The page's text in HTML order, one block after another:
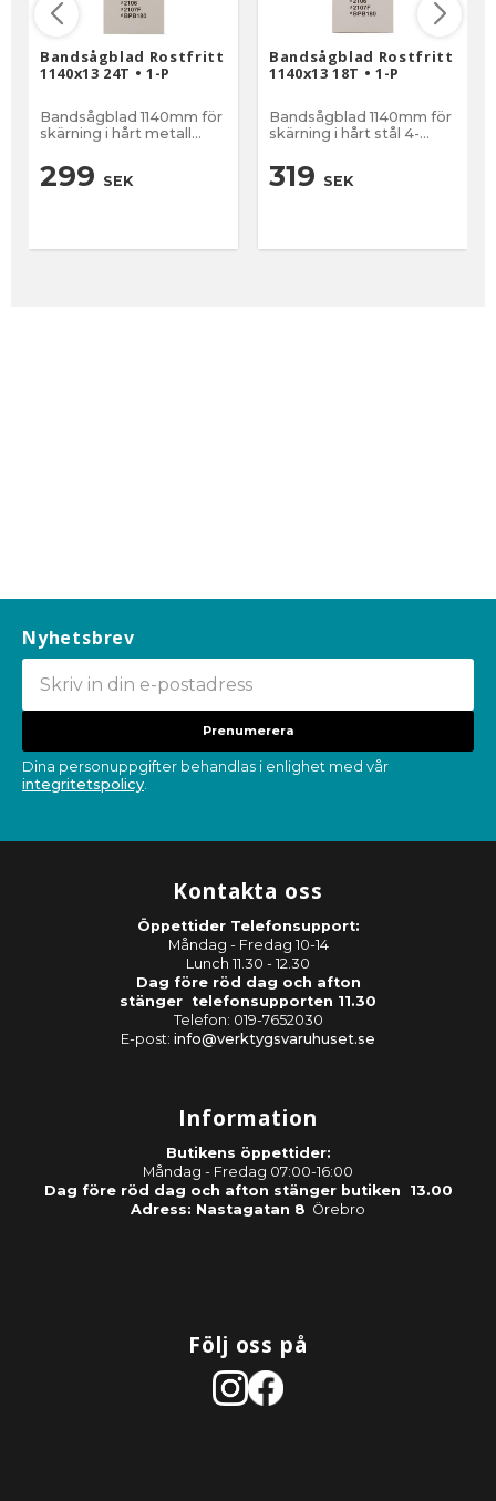
Bandsågblad Rostfritt
1140x13 24T • 1-P
Bandsågblad 1140mm för
skärning i hårt metall
299 SEK
Bandsågblad Rostfritt
1140x13 18T • 1-P
Bandsågblad 1140mm för
skärning i hårt stål 4-
319 SEK
Nyhetsbrev
Prenumerera
Dina personuppgifter behandlas i enlighet med vår
integritetspolicy.
Kontakta oss
Öppettider Telefonsupport:
Måndag - Fredag 10-14
Lunch 11.30 - 12.30
Dag före röd dag och afton
stänger telefonsupporten 11.30
Telefon: 019-7652030
E-post: info@verktygsvaruhuset.se
Information
Butikens öppettider:
Måndag - Fredag 07:00-16:00
Dag före röd dag och afton stänger butiken 13.00
Adress: Nastagatan 8 Örebro
Följ oss på